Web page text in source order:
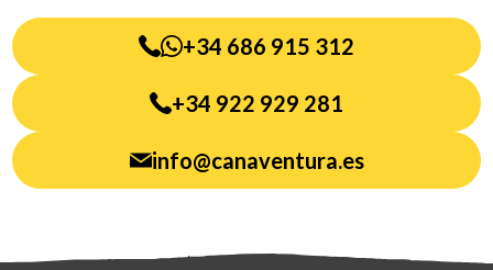
+34 686 915 312
+34 922 929 281
info@canaventura.es